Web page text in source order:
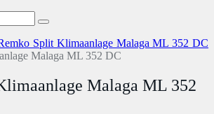
Split Klimaanlage Malaga ML 352 DC
Malaga ML 352 DC
Malaga ML 352